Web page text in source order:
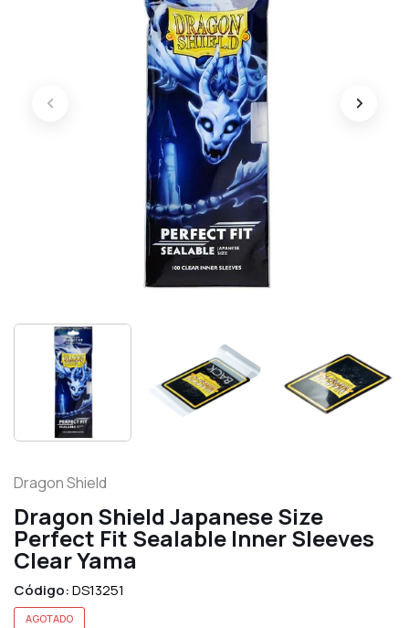
Dragon Shield
Dragon Shield Japanese Size
Perfect Fit Sealable Inner Sleeves
Clear Yama
Código:DS13251
AGOTADO